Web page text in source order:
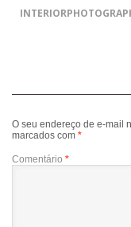
O seu endereço de e-mail
marcados com *
Comentário *